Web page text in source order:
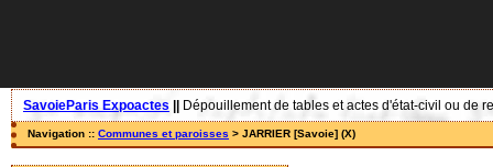
SavoieParis Expoactes Dépouillement de tables et actes d'état-civil ou de
Navigation :: Communes et paroisses > JARRIER [Savoie] (X)